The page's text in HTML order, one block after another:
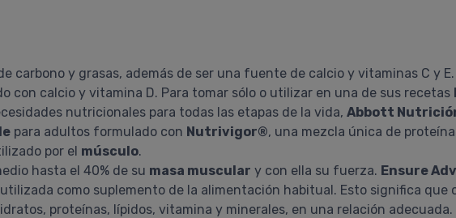
carbono y grasas, además de ser una fuente de calcio y vitaminas C y
calcio y vitamina D. Para tomar sólo o utilizar en una de sus recetas
nutricionales para todas las etapas de la vida, Abbott
para adultos formulado con Nutrivigor®, una mezcla única de
por el músculo.
hasta el 40% de su masa muscular y con ella su fuerza. Ensure
como suplemento de la alimentación habitual. Esto significa que
proteínas, lípidos, vitamina y minerales, en una relación